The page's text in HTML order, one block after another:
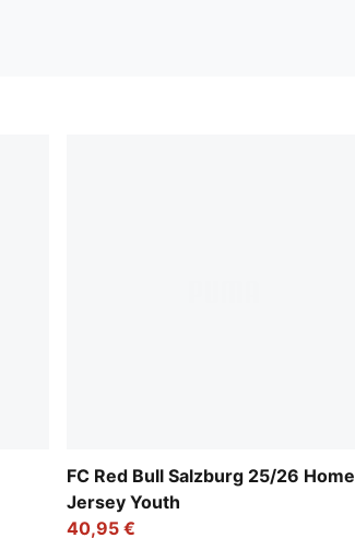
FC Red Bull Salzburg 25/26 Home
Jersey Youth
40,95 €